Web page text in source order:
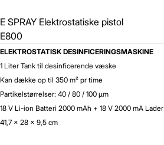
E SPRAY Elektrostatiske pistol
E800
ELEKTROSTATISK DESINFICERINGSMASKINE
1 Liter Tank til desinficerende væske
Kan dække op til 350 m² pr time
Partikelstørrelser: 40 / 80 / 100 µm
18 V Li-ion Batteri 2000 mAh + 18 V 2000 mA Lader
41,7 x 28 x 9,5 cm